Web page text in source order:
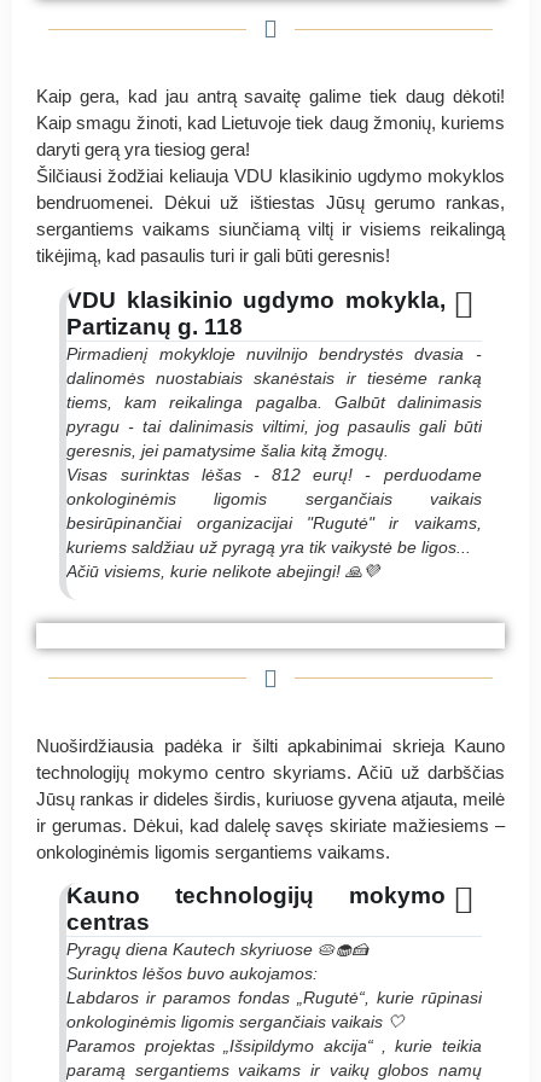
"Pasaka"
"Pasaka"
"Pasaka"
Kaip gera, kad jau antrą savaitę galime tiek daug dėkoti!
Kaip smagu žinoti, kad Lietuvoje tiek daug žmonių, kuriems
daryti gerą yra tiesiog gera!
Šilčiausi žodžiai keliauja VDU klasikinio ugdymo mokyklos
bendruomenei. Dėkui už ištiestas Jūsų gerumo rankas,
sergantiems vaikams siunčiamą viltį ir visiems reikalingą
tikėjimą, kad pasaulis turi ir gali būti geresnis!
VDU klasikinio ugdymo mokykla,
Partizanų g. 118
Pirmadienį mokykloje nuvilnijo bendrystės dvasia -
dalinomės nuostabiais skanėstais ir tiesėme ranką
tiems, kam reikalinga pagalba. Galbūt dalinimasis
pyragu - tai dalinimasis viltimi, jog pasaulis gali būti
geresnis, jei pamatysime šalia kitą žmogų.
Visas surinktas lėšas - 812 eurų! - perduodame
onkologinėmis ligomis sergančiais vaikais
besirūpinančiai organizacijai "Rugutė" ir vaikams,
kuriems saldžiau už pyragą yra tik vaikystė be ligos...
Ačiū visiems, kurie nelikote abejingi! 🙏💜
#PyragasRugutei VDU klasikinio ugdymo
mokykla, Partizanų g. 118
#PyragasRugutei VDU klasikinio ugdymo
mokykla, Partizanų g. 118
#PyragasRugutei VDU klasikinio ugdymo
mokykla, Partizanų g. 118
Nuoširdžiausia padėka ir šilti apkabinimai skrieja Kauno
technologijų mokymo centro skyriams. Ačiū už darbščias
Jūsų rankas ir dideles širdis, kuriuose gyvena atjauta, meilė
ir gerumas. Dėkui, kad dalelę savęs skiriate mažiesiems –
onkologinėmis ligomis sergantiems vaikams.
Kauno technologijų mokymo
centras
Pyragų diena Kautech skyriuose 🥧🧁🍰
Surinktos lėšos buvo aukojamos:
Labdaros ir paramos fondas „Rugutė“, kurie rūpinasi
onkologinėmis ligomis sergančiais vaikais 🤍
Paramos projektas „Išsipildymo akcija“ , kurie teikia
paramą sergantiems vaikams ir vaikų globos namų